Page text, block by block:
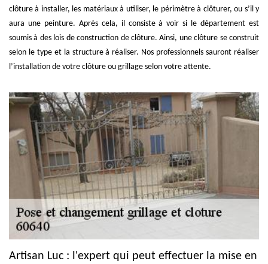
clôture à installer, les matériaux à utiliser, le périmètre à clôturer, ou s’il y
aura une peinture. Après cela, il consiste à voir si le département est
soumis à des lois de construction de clôture. Ainsi, une clôture se construit
selon le type et la structure à réaliser. Nos professionnels sauront réaliser
l’installation de votre clôture ou grillage selon votre attente.
Artisan Luc : l'expert qui peut effectuer la mise en